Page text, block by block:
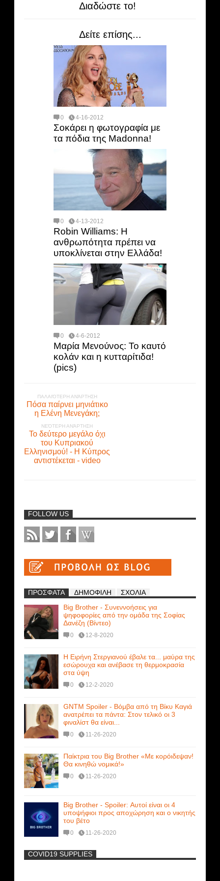
Διαδώστε το!
Δείτε επίσης...
0 4-16-2012
Σοκάρει η φωτογραφία με
τα πόδια της Madonna!
0 4-13-2012
Robin Williams: Η
ανθρωπότητα πρέπει να
υποκλίνεται στην Ελλάδα!
0 4-6-2012
Μαρία Μενούνος: Το καυτό
κολάν και η κυτταρίτιδα!
(pics)
ΠΑΛΑΙΌΤΕΡΗ ΑΝΆΡΤΗΣΗ
Πόσα παίρνει μηνιάτικο
η Ελένη Μενεγάκη;
ΝΕΌΤΕΡΗ ΑΝΆΡΤΗΣΗ
Το δεύτερο μεγάλο όχι
του Κυπριακού
Ελληνισμού! - Η Κύπρος
αντιστέκεται - video
FOLLOW US
ΠΡΟΣΦΑΤΑ ΔΗΜΟΦΙΛΗ
ΣΧΟΛΙΑ
Big Brother - Συνεννοήσεις για
ψηφοφορίες από την ομάδα της Σοφίας
Δανέζη (Βίντεο)
0 12-8-2020
Η Ειρήνη Στεργιανού έβαλε τα... μαύρα της
εσώρουχα και ανέβασε τη θερμοκρασία
στα ύψη
0 12-2-2020
GNTM Spoiler - Βόμβα από τη Βίκυ Καγιά
ανατρέπει τα πάντα: Στον τελικό οι 3
φιναλίστ θα είναι...
0 11-26-2020
Παίκτρια του Big Brother «Με κορόιδεψαν!
Θα κινηθώ νομικά!»
0 11-26-2020
Big Brother - Spoiler: Αυτοί είναι οι 4
υποψήφιοι προς αποχώρηση και ο νικητής
του βέτο
0 11-26-2020
-
COVID19 SUPPLIES